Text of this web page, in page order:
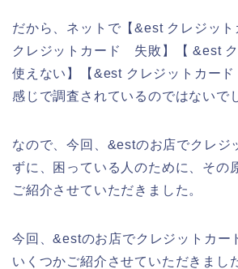
だから、ネットで【&est クレジッ
クレジットカード 失敗】【 &est
使えない】【&est クレジットカー
感じで調査されているのではないで
なので、今回、&estのお店でクレジ
ずに、困っている人のために、その
ご紹介させていただきました。
今回、&estのお店でクレジットカー
いくつかご紹介させていただきまし